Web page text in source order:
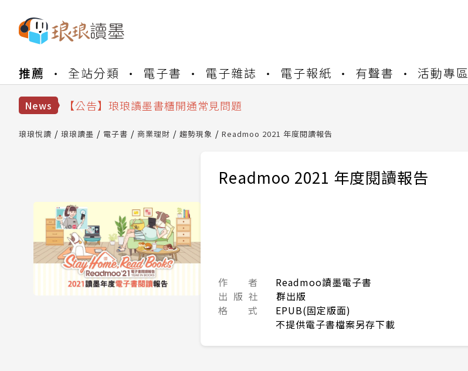
推薦 全站分類 電子書 電子雜誌 電子報紙 有聲書 活動專區
News
【公告】8/10、8/13 行動網路降速演練提醒
【公告】琅琅讀墨書櫃開通常見問題
【公告】琅琅書店服務升級重要說明及資產合併結果查詢
琅琅悅讀 琅琅讀墨 電子書 商業理財 趨勢現象 Readmoo 2021 年度閱讀報告
Readmoo 2021 年度閱讀報告
作 者
Readmoo讀墨電子書
出 版 社
群出版
格 式
EPUB(固定版面)
不提供電子書檔案另存下載